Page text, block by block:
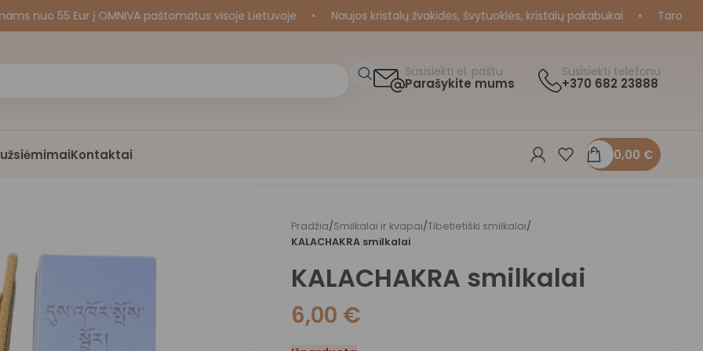
55 Eur į OMNIVA paštomatus visoje Lietuvoje • Naujos kristalų žvakidės, švytuoklės, kristalų pakabukai • Taro ir
Susisiekti el. paštu
Parašykite mums
Susisiekti telefonu
+370 682 23888
Kontaktai 0,00 €
Pradžia/Smilkalai ir kvapai/Tibetietiški smilkalai/
KALACHAKRA smilkalai
KALACHAKRA smilkalai
6,00 €